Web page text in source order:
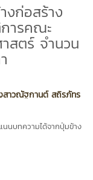
งก่อสร้าง
ารคณะ
สตร์ จำนวน
สาวณัฐกานต์ สถิรภัทร
นนบทความได้จากปุ่มข้าง